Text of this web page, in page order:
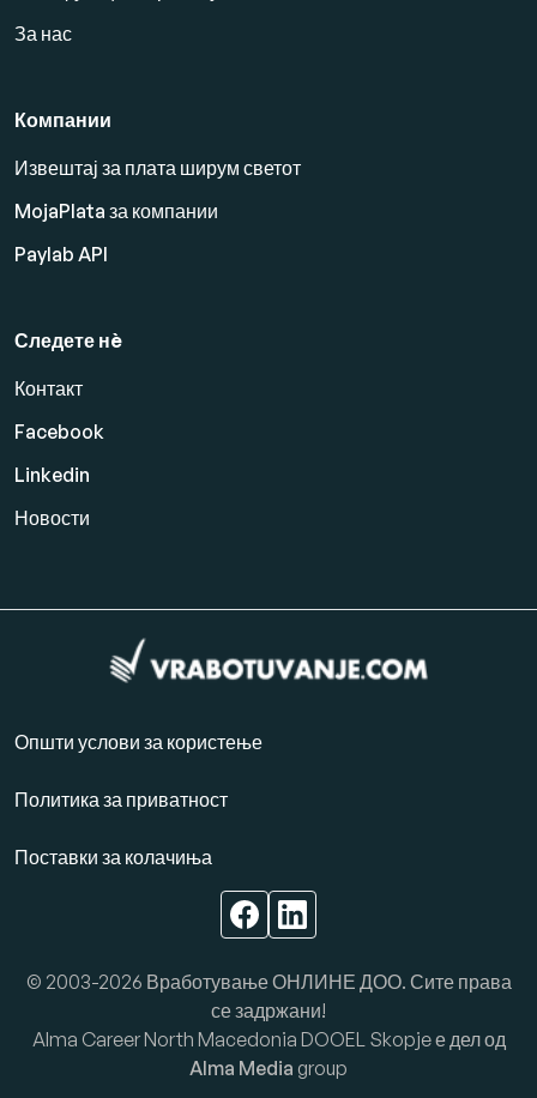
За нас
Компании
Извештај за плата ширум светот
MojaPlata за компании
Paylab API
Следете нè
Контакт
Facebook
Linkedin
Новости
Општи услови за користење
Политика за приватност
Поставки за колачиња
© 2003-2026 Вработување ОНЛИНЕ ДОО. Сите права
се задржани!
Alma Career North Macedonia DOOEL Skopje е дел од
Alma Media group